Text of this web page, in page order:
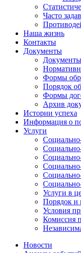
Часто
Наша жизнь
Контакты
Документы
Формы
Порядок
Формы
Архив
Истории успеха
Информация о
Услуги
Услуги в
Порядок и
Условия
Комиссия
Новости